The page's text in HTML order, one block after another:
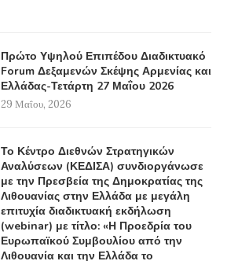
Πρώτο Υψηλού Επιπέδου Διαδικτυακό
Forum Δεξαμενών Σκέψης Αρμενίας και
Ελλάδας-Τετάρτη 27 Μαΐου 2026
29 Μαΐου, 2026
Το Κέντρο Διεθνών Στρατηγικών
Αναλύσεων (ΚΕΔΙΣΑ) συνδιοργάνωσε
με την Πρεσβεία της Δημοκρατίας της
Λιθουανίας στην Ελλάδα με μεγάλη
επιτυχία διαδικτυακή εκδήλωση
(webinar) με τίτλο: «Η Προεδρία του
Ευρωπαϊκού Συμβουλίου από την
Λιθουανία και την Ελλάδα το